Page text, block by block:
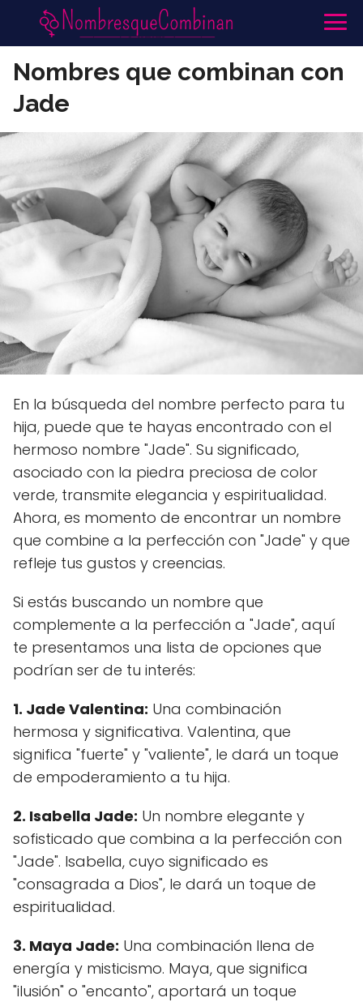
Nombres que combinan con
Jade
En la búsqueda del nombre perfecto para tu
hija, puede que te hayas encontrado con el
hermoso nombre "Jade". Su significado,
asociado con la piedra preciosa de color
verde, transmite elegancia y espiritualidad.
Ahora, es momento de encontrar un nombre
que combine a la perfección con "Jade" y que
refleje tus gustos y creencias.
Si estás buscando un nombre que
complemente a la perfección a "Jade", aquí
te presentamos una lista de opciones que
podrían ser de tu interés:
1. Jade Valentina: Una combinación
hermosa y significativa. Valentina, que
significa "fuerte" y "valiente", le dará un toque
de empoderamiento a tu hija.
2. Isabella Jade: Un nombre elegante y
sofisticado que combina a la perfección con
"Jade". Isabella, cuyo significado es
"consagrada a Dios", le dará un toque de
espiritualidad.
3. Maya Jade: Una combinación llena de
energía y misticismo. Maya, que significa
"ilusión" o "encanto", aportará un toque